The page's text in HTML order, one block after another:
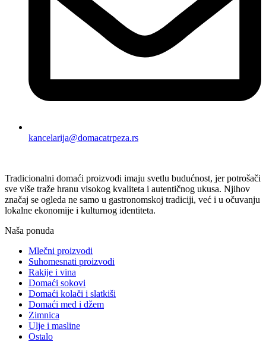
kancelarija@domacatrpeza.rs
Tradicionalni domaći proizvodi imaju svetlu budućnost, jer potrošači
sve više traže hranu visokog kvaliteta i autentičnog ukusa. Njihov
značaj se ogleda ne samo u gastronomskoj tradiciji, već i u očuvanju
lokalne ekonomije i kulturnog identiteta.
Naša ponuda
Mlečni proizvodi
Suhomesnati proizvodi
Rakije i vina
Domaći sokovi
Domaći kolači i slatkiši
Domaći med i džem
Zimnica
Ulje i masline
Ostalo